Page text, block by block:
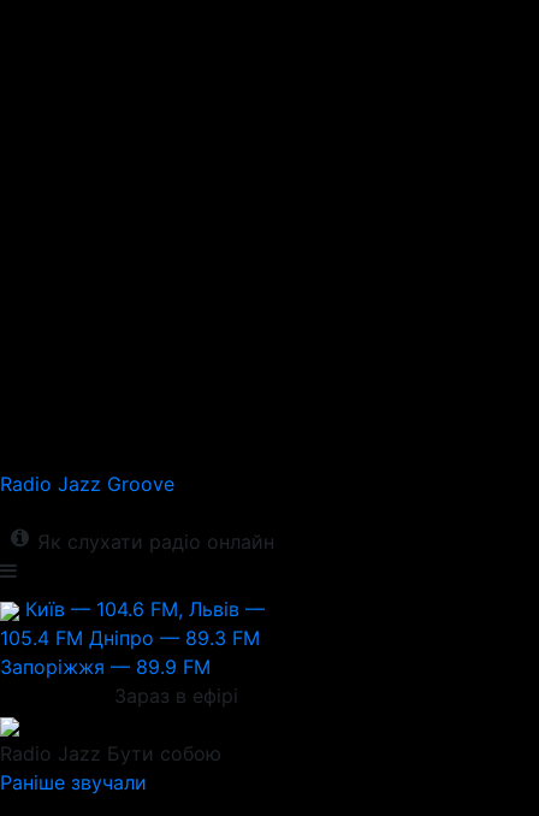
Radio Jazz Groove
Як слухати радіо онлайн
Київ — 104.6 FM, Львів —
105.4 FM Дніпро — 89.3 FM
Запоріжжя — 89.9 FM
Зараз в ефірі
Radio Jazz Бути собою
Раніше звучали